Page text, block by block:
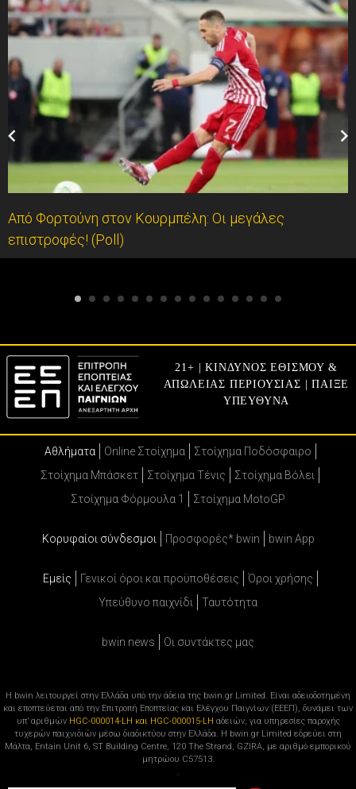
Από Φορτούνη στον Κουρμπέλη: Οι μεγάλες
επιστροφές! (Poll)
21+ | ΚΙΝΔΥΝΟΣ ΕΘΙΣΜΟΥ &
ΑΠΩΛΕΙΑΣ ΠΕΡΙΟΥΣΙΑΣ | ΠΑΙΞΕ
ΥΠΕΥΘΥΝΑ
Αθλήματα Online Στοίχημα
Στοίχημα Ποδόσφαιρο
Στοίχημα Μπάσκετ
Στοίχημα Τένις
Στοίχημα Βόλει
Στοίχημα Φόρμουλα 1
Στοίχημα MotoGP
Κορυφαίοι σύνδεσμοι Προσφορές* bwin bwin App
Εμείς Γενικοί όροι και προϋποθέσεις
Όροι χρήσης
Υπεύθυνο παιχνίδι
Ταυτότητα
bwin news Oι συντάκτες μας
Η bwin λειτουργεί στην Ελλάδα υπό την άδεια της bwin.gr Limited. Είναι αδειοδοτημένη
και εποπτεύεται από την Επιτροπή Εποπτείας και Ελέγχου Παιγνίων (ΕΕΕΠ), δυνάμει των
υπ’ αριθμών HGC-000014-LH και HGC-000015-LH αδειών, για υπηρεσίες παροχής
τυχερών παιχνιδιών μέσω διαδικτύου στην Ελλάδα. Η bwin.gr Limited εδρεύει στη
Μάλτα, Entain Unit 6, ST Building Centre, 120 The Strand, GZIRA, με αριθμό εμπορικού
μητρώου C57513.
.